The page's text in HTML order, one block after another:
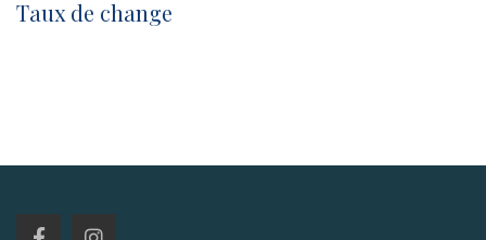
Taux de change